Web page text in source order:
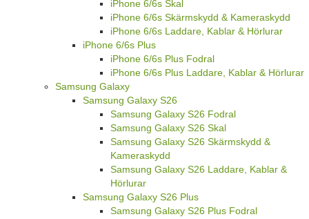
iPhone 6/6s Skal
iPhone 6/6s Skärmskydd & Kameraskydd
iPhone 6/6s Laddare, Kablar & Hörlurar
iPhone 6/6s Plus
iPhone 6/6s Plus Fodral
iPhone 6/6s Plus Laddare, Kablar & Hörlurar
Samsung Galaxy
Samsung Galaxy S26
Samsung Galaxy S26 Fodral
Samsung Galaxy S26 Skal
Samsung Galaxy S26 Skärmskydd &
Kameraskydd
Samsung Galaxy S26 Laddare, Kablar &
Hörlurar
Samsung Galaxy S26 Plus
Samsung Galaxy S26 Plus Fodral